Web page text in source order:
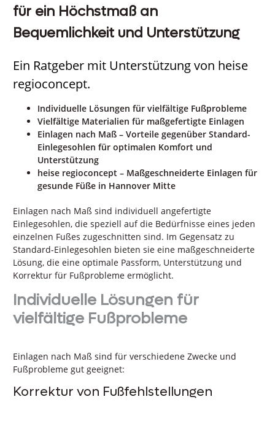
für ein Höchstmaß an
Bequemlichkeit und Unterstützung
Ein Ratgeber mit Unterstützung von heise
regioconcept.
Individuelle Lösungen für vielfältige Fußprobleme
Vielfältige Materialien für maßgefertigte Einlagen
Einlagen nach Maß – Vorteile gegenüber Standard-
Einlegesohlen für optimalen Komfort und
Unterstützung
heise regioconcept – Maßgeschneiderte Einlagen für
gesunde Füße in Hannover Mitte
Einlagen nach Maß sind individuell angefertigte
Einlegesohlen, die speziell auf die Bedürfnisse eines jeden
einzelnen Fußes zugeschnitten sind. Im Gegensatz zu
Standard-Einlegesohlen bieten sie eine maßgeschneiderte
Lösung, die eine optimale Passform, Unterstützung und
Korrektur für Fußprobleme ermöglicht.
Individuelle Lösungen für
vielfältige Fußprobleme
Einlagen nach Maß sind für verschiedene Zwecke und
Fußprobleme gut geeignet:
Korrektur von Fußfehlstellungen